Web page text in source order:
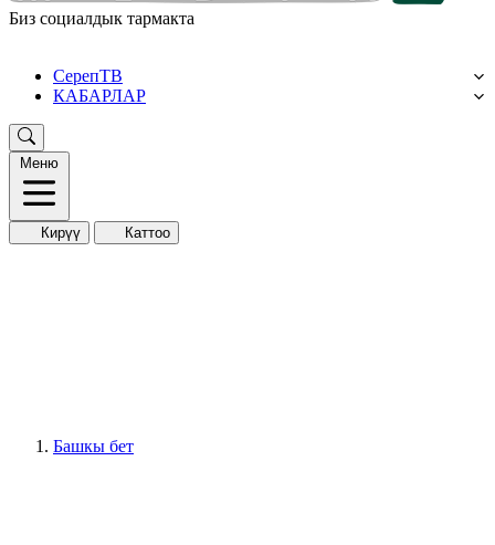
Биз социалдык тармакта
СерепТВ
КАБАРЛАР
Меню
Кирүү Каттоо
Башкы бет